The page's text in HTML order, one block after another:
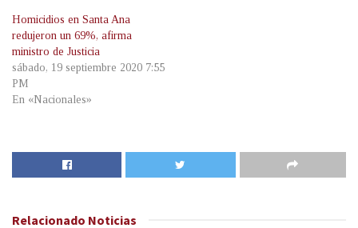
Homicidios en Santa Ana
redujeron un 69%, afirma
ministro de Justicia
sábado, 19 septiembre 2020 7:55
PM
En «Nacionales»
Relacionado Noticias